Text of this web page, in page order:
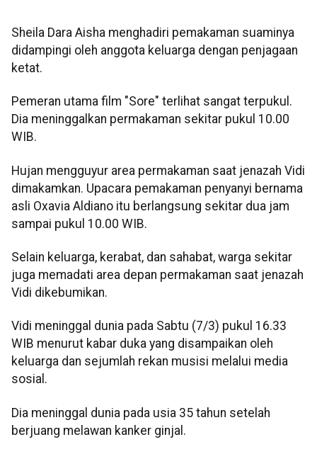
Sheila Dara Aisha menghadiri pemakaman suaminya
didampingi oleh anggota keluarga dengan penjagaan
ketat.
Pemeran utama film "Sore" terlihat sangat terpukul.
Dia meninggalkan permakaman sekitar pukul 10.00
WIB.
Hujan mengguyur area permakaman saat jenazah Vidi
dimakamkan. Upacara pemakaman penyanyi bernama
asli Oxavia Aldiano itu berlangsung sekitar dua jam
sampai pukul 10.00 WIB.
Selain keluarga, kerabat, dan sahabat, warga sekitar
juga memadati area depan permakaman saat jenazah
Vidi dikebumikan.
Vidi meninggal dunia pada Sabtu (7/3) pukul 16.33
WIB menurut kabar duka yang disampaikan oleh
keluarga dan sejumlah rekan musisi melalui media
sosial.
Dia meninggal dunia pada usia 35 tahun setelah
berjuang melawan kanker ginjal.